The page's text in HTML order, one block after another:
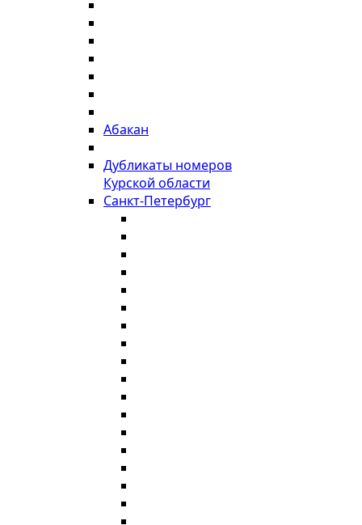
Абакан
Дубликаты номеров
Курской области
Санкт-Петербург